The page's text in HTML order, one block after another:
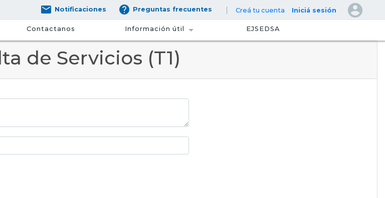
email Notificaciones help Preguntas frecuentes Creá tu cuenta Iniciá sesión account_circle
Contactanos Información útil EJSEDSA
de Servicios (T1)